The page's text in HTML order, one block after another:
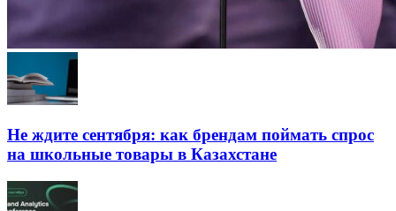
Не ждите сентября: как брендам поймать спрос
на школьные товары в Казахстане